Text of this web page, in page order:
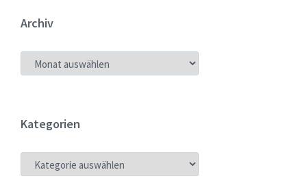
Archiv
ARCHIV
Kategorien
KATEGORIEN